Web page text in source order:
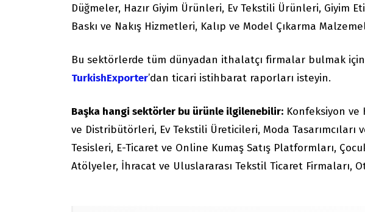
Düğmeler, Hazır Giyim Ürünleri, Ev Tekstili Ürünleri, Giyim
Baskı ve Nakış Hizmetleri, Kalıp ve Model Çıkarma
Bu sektörlerde tüm dünyadan ithalatçı firmalar bulmak için
TurkishExporter’dan ticari istihbarat raporları isteyin.
Başka hangi sektörler bu ürünle ilgilenebilir: Konfeksiyon ve
ve Distribütörleri, Ev Tekstili Üreticileri, Moda Tasarımcıları
Tesisleri, E-Ticaret ve Online Kumaş Satış Platformları,
Atölyeler, İhracat ve Uluslararası Tekstil Ticaret Firmaları,